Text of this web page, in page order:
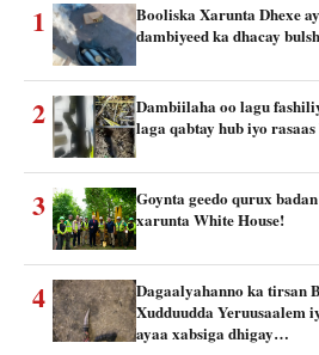
1
Booliska Xarunta Dhexe
dambiyeed ka dhacay
2
Dambiilaha oo lagu
laga qabtay hub iyo
3
Goynta geedo qurux
xarunta White House!
4
Dagaalyahanno ka tirsan
Xudduudda Yeruusaalem
ayaa xabsiga dhigay…